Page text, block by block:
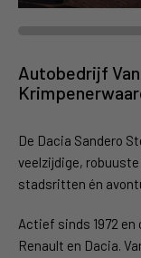
Autobedrijf
De Dacia Sandero
veelzijdige,
stadsritten én
Actief sinds 1972
Renault en Dacia.